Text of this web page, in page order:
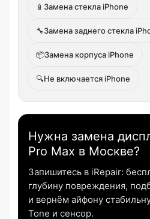
📱 Замена стекла iPhone
🔧Замена заднего стекла
📦Замена корпуса iPhone
🔍Не включается iPhone
Нужна замена
Pro Max в Москве?
Запишитесь в iRepair:
глубину повреждения,
и вернём айфону
Tone и сенсор.